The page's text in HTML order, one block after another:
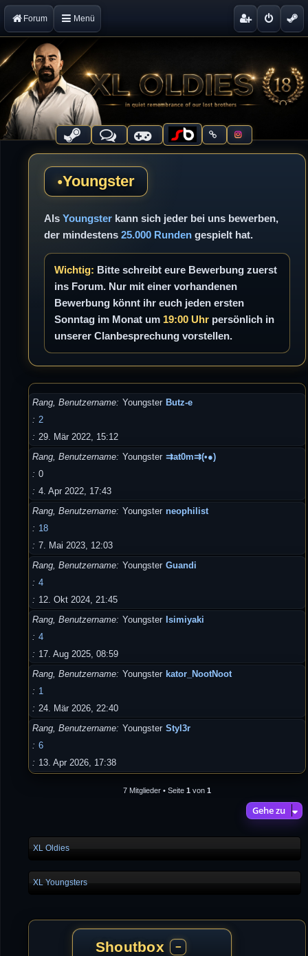
Forum Menü
Youngster
AlsYoungster kann sich jeder bei uns bewerben,
der mindestens25.000 Runden gespielt hat.
Wichtig: Bitte schreibt eure Bewerbung zuerst
ins Forum. Nur mit einer vorhandenen
Bewerbung könnt ihr euch jeden ersten
Sonntag im Monat um 19:00 Uhr persönlich in
unserer Clanbesprechung vorstellen.
Rang, Benutzername Youngster Butz-e
2
29. Mär 2022, 15:12
Rang, Benutzername Youngster ⇉at0m⇉(•●)
0
4. Apr 2022, 17:43
Rang, Benutzername Youngster neophilist
18
7. Mai 2023, 12:03
Rang, Benutzername Youngster Guandi
4
12. Okt 2024, 21:45
Rang, Benutzername Youngster Isimiyaki
4
17. Aug 2025, 08:59
Rang, Benutzername Youngster kator_NootNoot
1
24. Mär 2026, 22:40
Rang, Benutzername Youngster Styl3r
6
13. Apr 2026, 17:38
7 Mitglieder • Seite 1 von 1
Gehe zu
XL Oldies
XL Youngsters
Shoutbox −